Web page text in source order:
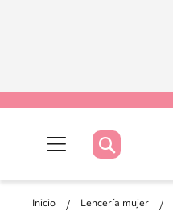
Buscar
Buscar
Inicio Lencería mujer